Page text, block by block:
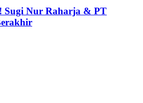
Sugi Nur Raharja & PT